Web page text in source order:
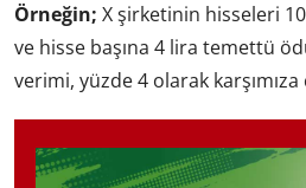
Örneğin; X şirketinin hisseleri
ve hisse başına 4 lira temettü
verimi, yüzde 4 olarak karşımıza